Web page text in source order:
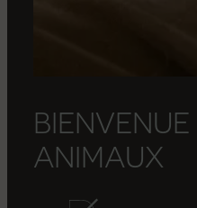
BIENVENUE
ANIMAUX